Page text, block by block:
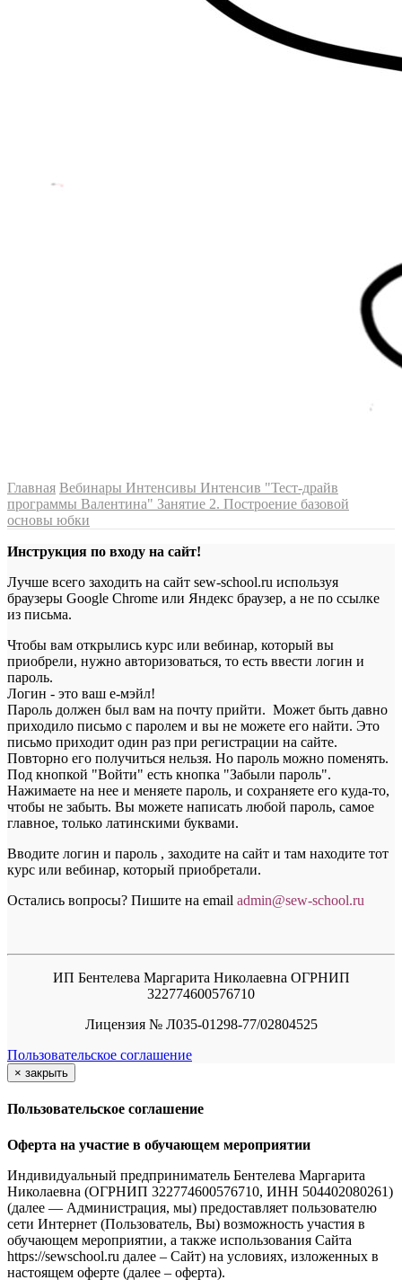
Главная Вебинары Интенсивы Интенсив "Тест-драйв
программы Валентина" Занятие 2. Построение базовой
основы юбки
Инструкция по входу на сайт!
Лучше всего заходить на сайт sew-school.ru используя
браузеры Google Chrome или Яндекс браузер, а не по ссылке
из письма.
Чтобы вам открылись курс или вебинар, который вы
приобрели, нужно авторизоваться, то есть ввести логин и
пароль.
Логин - это ваш е-мэйл!
Пароль должен был вам на почту прийти. Может быть давно
приходило письмо с паролем и вы не можете его найти. Это
письмо приходит один раз при регистрации на сайте.
Повторно его получиться нельзя. Но пароль можно поменять.
Под кнопкой "Войти" есть кнопка "Забыли пароль".
Нажимаете на нее и меняете пароль, и сохраняете его куда-то,
чтобы не забыть. Вы можете написать любой пароль, самое
главное, только латинскими буквами.
Вводите логин и пароль , заходите на сайт и там находите тот
курс или вебинар, который приобретали.
Остались вопросы? Пишите на email admin@sew-school.ru
ИП Бентелева Маргарита Николаевна ОГРНИП
322774600576710
Лицензия № Л035-01298-77/02804525
Пользовательское соглашение
× закрыть
Пользовательское соглашение
Оферта на участие в обучающем мероприятии
Индивидуальный предприниматель Бентелева Маргарита
Николаевна (ОГРНИП 322774600576710, ИНН 504402080261)
(далее — Администрация, мы) предоставляет пользователю
сети Интернет (Пользователь, Вы) возможность участия в
обучающем мероприятии, а также использования Сайта
https://sewschool.ru далее – Сайт) на условиях, изложенных в
настоящем оферте (далее – оферта).